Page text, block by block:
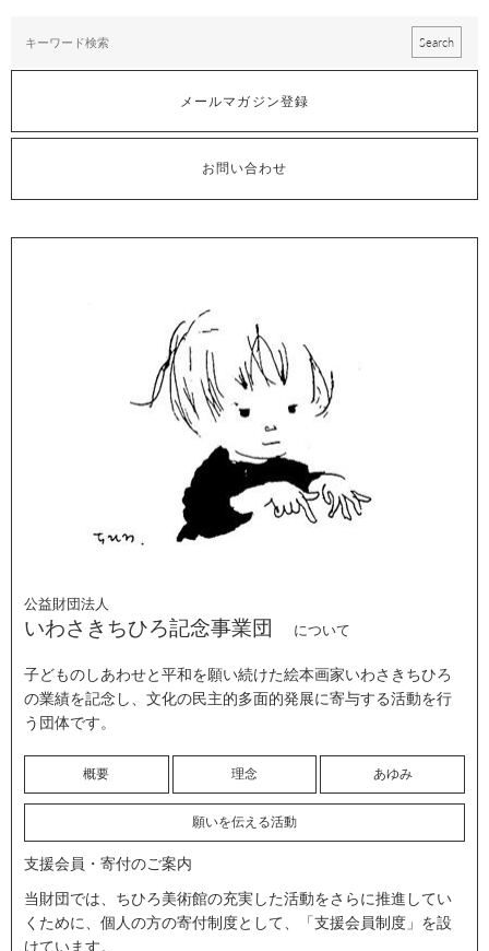
メールマガジン登録
お問い合わせ
公益財団法人
いわさきちひろ記念事業団 について
子どものしあわせと平和を願い続けた絵本画家いわさきちひろ
の業績を記念し、文化の民主的多面的発展に寄与する活動を行
う団体です。
概要 理念 あゆみ
願いを伝える活動
支援会員・寄付のご案内
当財団では、ちひろ美術館の充実した活動をさらに推進してい
くために、個人の方の寄付制度として、「支援会員制度」を設
けています。